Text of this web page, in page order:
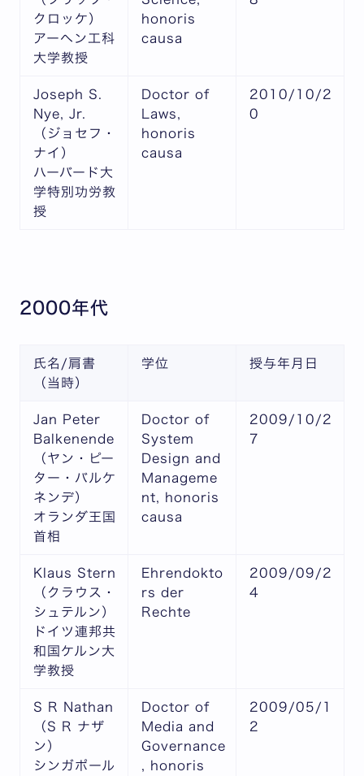
クロッケ）
アーヘン工科
大学教授
honoris
causa
Joseph S.
Nye, Jr.
（ジョセフ・
ナイ）
ハーバード大
学特別功労教
授
Doctor of
Laws,
honoris
causa
2010/10/2
0
2000年代
氏名/肩書
（当時）
学位 授与年月日
Jan Peter
Balkenende
（ヤン・ピー
ター・バルケ
ネンデ）
オランダ王国
首相
Doctor of
System
Design and
Manageme
nt, honoris
causa
2009/10/2
7
Klaus Stern
（クラウス・
シュテルン）
ドイツ連邦共
和国ケルン大
学教授
Ehrendokto
rs der
Rechte
2009/09/2
4
S R Nathan
（S R ナザ
ン）
シンガポール
Doctor of
Media and
Governance
, honoris
2009/05/1
2